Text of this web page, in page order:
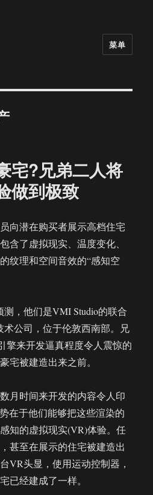
菜单
宅?兄弟二人将
做到极致
向潜在购买者展示高档住宅
含了虚拟现实、温度变化、
纹理和空间音效的“感知空
，他们是VMI Studio的联合
术公司，位于伦敦西南部。兄
擎来开发逼真程度令人震惊的
宅被建造出来之前。
月时间来开发的内容令人印
在于他们能够把这些渲染的
知的虚拟现实(VR)体验。任
甚至在展示的住宅被建造出
VR头显，使用运动控制器，
已经建成了一样。